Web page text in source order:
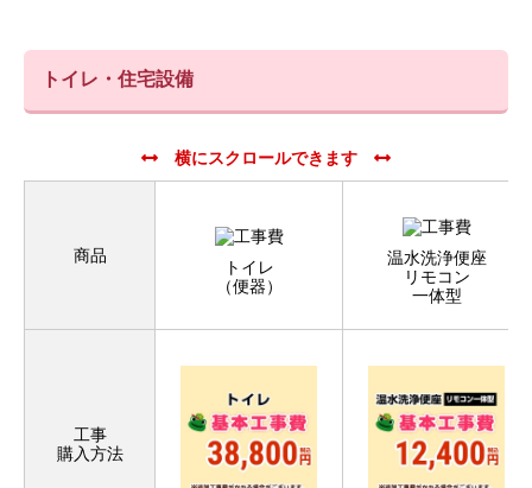
トイレ・住宅設備
商品
トイレ
（便器）
温水洗浄便座
リモコン
一体型
工事
購入方法